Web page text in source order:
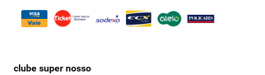
clube super nosso